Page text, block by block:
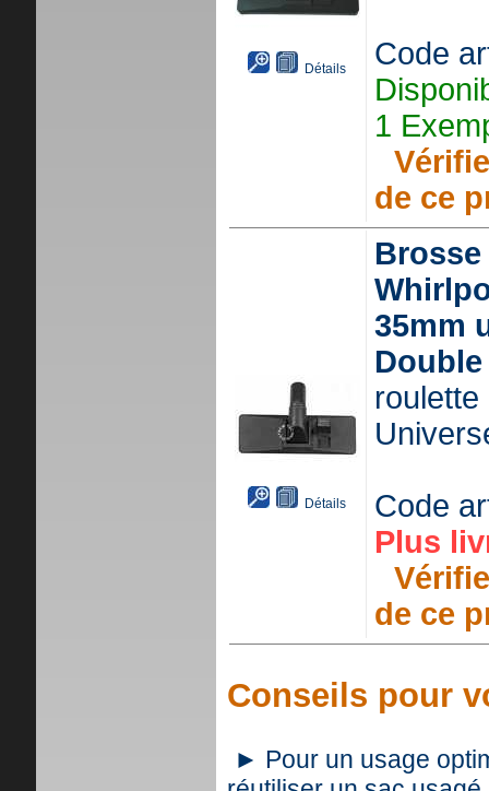
Détails
Code
1
de ce
Détails
35mm
Code
Plus
de ce
Conseils pour
► Pour un usage